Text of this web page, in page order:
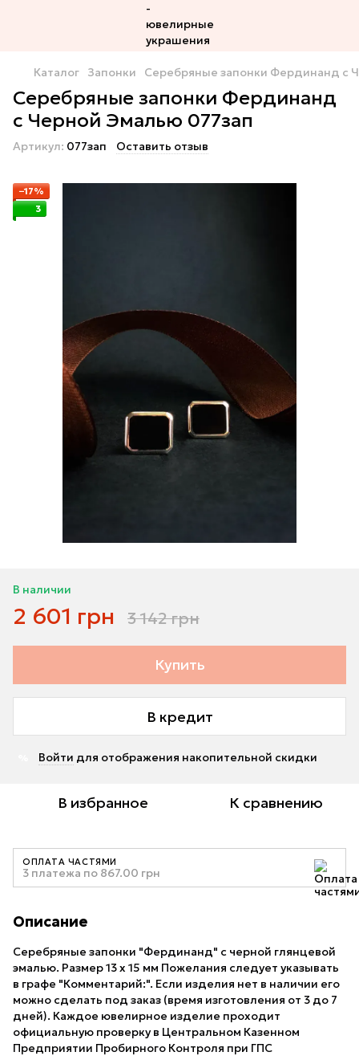
Каталог Запонки Серебряные запонки Фердинанд с
Серебряные запонки Фердинанд
с Черной Эмалью 077зап
Артикул: 077зап Оставить отзыв
−17%
3
В наличии
2 601 грн 3 142 грн
Купить
В кредит
Войти для отображения накопительной скидки
В избранное К сравнению
ОПЛАТА ЧАСТЯМИ
3 платежа по 867.00 грн
Описание
Серебряные запонки "Фердинанд" с черной глянцевой
эмалью. Размер 13 х 15 мм Пожелания следует указывать
в графе "Комментарий:". Если изделия нет в наличии его
можно сделать под заказ (время изготовления от 3 до 7
дней). Каждое ювелирное изделие проходит
официальную проверку в Центральном Казенном
Предприятии Пробирного Контроля при ГПС